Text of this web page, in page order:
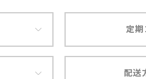
定期
配送